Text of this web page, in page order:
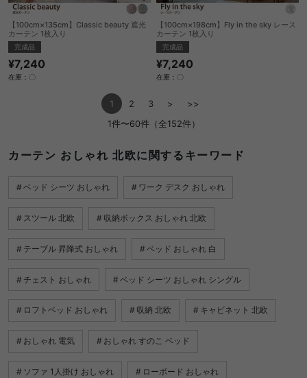
【100cm×135cm】Classic beauty 遮光
カーテン 1枚入り
完成品
¥7,240
在庫：〇
【100cm×198cm】Fly in the sky レース
カーテン 1枚入り
完成品
¥7,240
在庫：〇
1 2 3 >
>>
1件〜60件（全152件）
カーテン おしゃれ 北欧に関するキーワード
ベッド シーツ おしゃれ ワーク デスク おしゃれ
スツール 北欧 収納ボックス おしゃれ 北欧
テーブル 昇降式 おしゃれ ベッド おしゃれ 白
チェスト おしゃれ ベッド シーツ おしゃれ シングル
ロフトベッド おしゃれ 収納 北欧 キャビネット 北欧
おしゃれ 電気 おしゃれ すのこ ベッド
ソファ 1人掛け おしゃれ ローボード おしゃれ